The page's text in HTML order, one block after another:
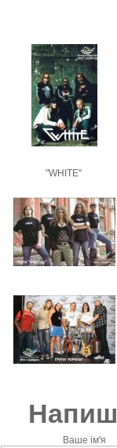
"WHITE"
Ваше ім'я